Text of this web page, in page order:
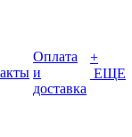
Оплата
и
доставка
+
ЕЩЕ